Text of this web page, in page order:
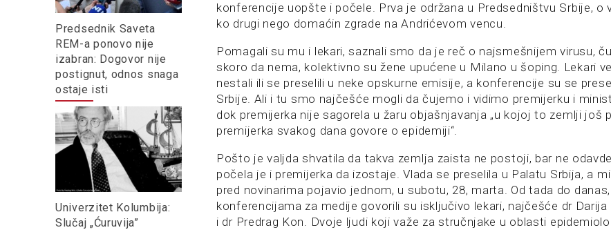
Predsednik Saveta
REM-a ponovo nije
izabran: Dogovor nije
postignut, odnos snaga
ostaje isti
Univerzitet Kolumbija:
Slučaj „Ćuruvija”
konferencije uopšte i počele. Prva je održana u Predsedništvu Srbije, o
ko drugi nego domaćin zgrade na Andrićevom vencu.
Pomagali su mu i lekari, saznali smo da je reč o najsmešnijem virusu,
skoro da nema, kolektivno su žene upućene u Milano u šoping. Lekari
nestali ili se preselili u neke opskurne emisije, a konferencije su se
Srbije. Ali i tu smo najčešće mogli da čujemo i vidimo premijerku i
dok premijerka nije sagorela u žaru objašnjavanja „u kojoj to zemlji još
premijerka svakog dana govore o epidemiji“.
Pošto je valjda shvatila da takva zemlja zaista ne postoji, bar ne
počela je i premijerka da izostaje. Vlada se preselila u Palatu Srbija, a
pred novinarima pojavio jednom, u subotu, 28, marta. Od tada do
konferencijama za medije govorili su isključivo lekari, najčešće dr Darija
i dr Predrag Kon. Dvoje ljudi koji važe za stručnjake u oblasti